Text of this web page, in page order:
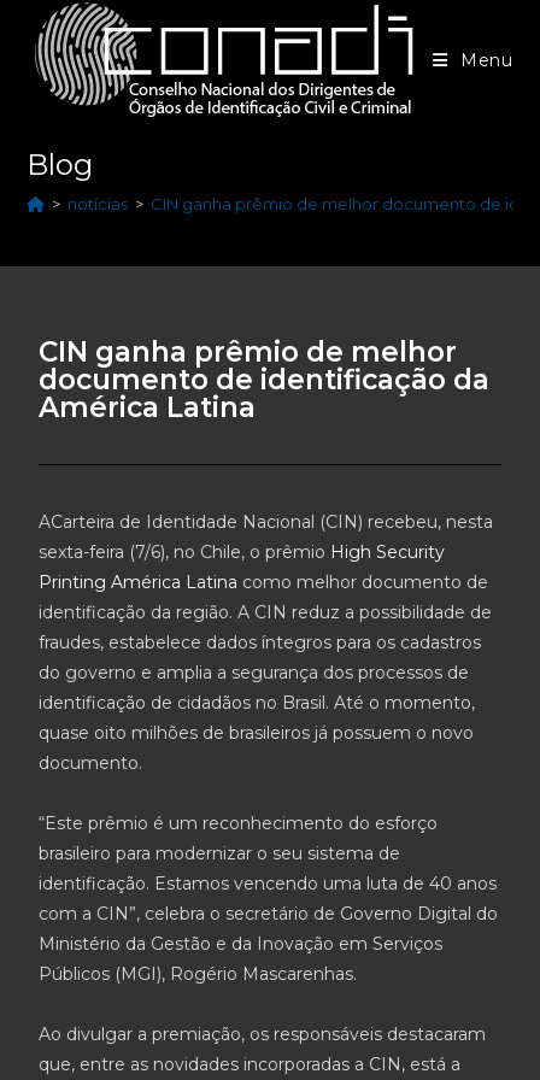
Menu
Blog
> notícias > CIN ganha prêmio de melhor documento de
CIN ganha prêmio de melhor
documento de identificação da
América Latina
ACarteira de Identidade Nacional (CIN) recebeu, nesta
sexta-feira (7/6), no Chile, o prêmio High Security
Printing América Latina como melhor documento de
identificação da região. A CIN reduz a possibilidade de
fraudes, estabelece dados íntegros para os cadastros
do governo e amplia a segurança dos processos de
identificação de cidadãos no Brasil. Até o momento,
quase oito milhões de brasileiros já possuem o novo
documento.
“Este prêmio é um reconhecimento do esforço
brasileiro para modernizar o seu sistema de
identificação. Estamos vencendo uma luta de 40 anos
com a CIN”, celebra o secretário de Governo Digital do
Ministério da Gestão e da Inovação em Serviços
Públicos (MGI), Rogério Mascarenhas.
Ao divulgar a premiação, os responsáveis destacaram
que, entre as novidades incorporadas a CIN, está a